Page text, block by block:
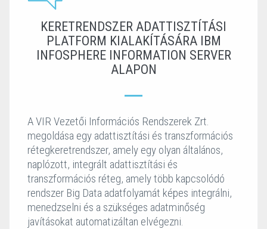
KERETRENDSZER ADATTISZTÍTÁSI
PLATFORM KIALAKÍTÁSÁRA IBM
INFOSPHERE INFORMATION SERVER
ALAPON
A VIR Vezetői Információs Rendszerek Zrt.
megoldása egy adattisztítási és transzformációs
rétegkeretrendszer, amely egy olyan általános,
naplózott, integrált adattisztítási és
transzformációs réteg, amely több kapcsolódó
rendszer Big Data adatfolyamát képes integrálni,
menedzselni és a szükséges adatminőség
javításokat automatizáltan elvégezni.